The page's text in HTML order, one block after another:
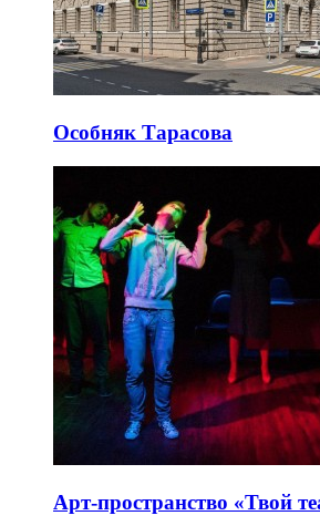
Особняк Тарасова
Арт-пространство «Твой